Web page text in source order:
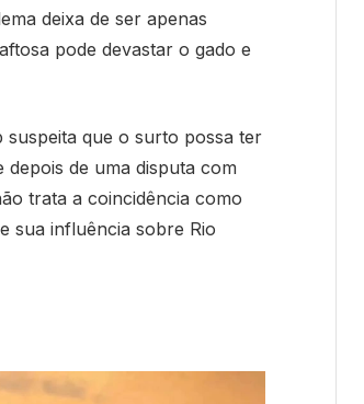
deixa de ser apenas
pode devastar o gado e
que o surto possa ter
de uma disputa com
trata a coincidência como
sua influência sobre Rio